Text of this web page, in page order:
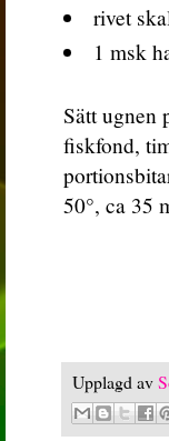
rivet
1 msk
Sätt ugnen
fiskfond,
50°, ca 35
Upplagd av